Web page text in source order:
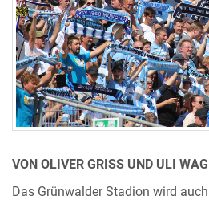
VON OLIVER GRISS UND ULI
Das Grünwalder Stadion wird